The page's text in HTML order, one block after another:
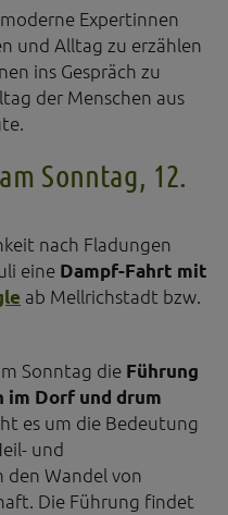
Expertinnen
und Alltag zu erzählen
ins Gespräch zu
der Menschen aus
Sonntag, 12.
nach Fladungen
eine Dampf-Fahrt mit
ab Mellrichstadt bzw.
Sonntag die Führung
im Dorf und drum
es um die Bedeutung
und
Wandel von
Die Führung findet